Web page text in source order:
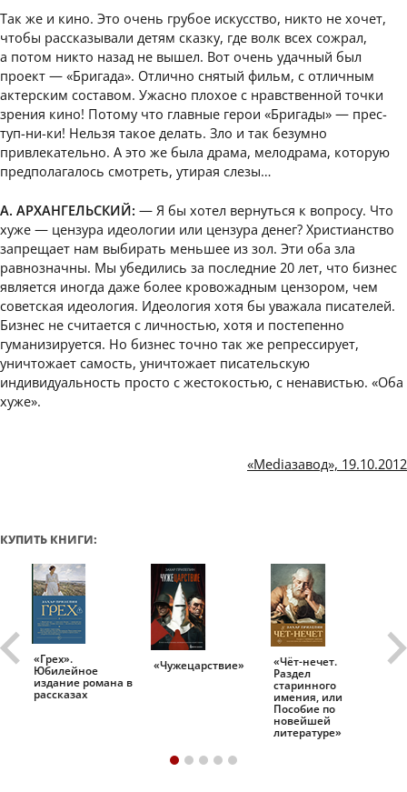
Так же и кино. Это очень грубое искусство, никто не хочет,
чтобы рассказывали детям сказку, где волк всех сожрал,
а потом никто назад не вышел. Вот очень удачный был
проект — «Бригада». Отлично снятый фильм, с отличным
актерским составом. Ужасно плохое с нравственной точки
зрения кино! Потому что главные герои «Бригады» — прес-
туп-ни-ки! Нельзя такое делать. Зло и так безумно
привлекательно. А это же была драма, мелодрама, которую
предполагалось смотреть, утирая слезы…
А. АРХАНГЕЛЬСКИЙ: — Я бы хотел вернуться к вопросу. Что
хуже — цензура идеологии или цензура денег? Христианство
запрещает нам выбирать меньшее из зол. Эти оба зла
равнозначны. Мы убедились за последние 20 лет, что бизнес
является иногда даже более кровожадным цензором, чем
советская идеология. Идеология хотя бы уважала писателей.
Бизнес не считается с личностью, хотя и постепенно
гуманизируется. Но бизнес точно так же репрессирует,
уничтожает самость, уничтожает писательскую
индивидуальность просто с жестокостью, с ненавистью. «Оба
хуже».
«Mediазавод», 19.10.2012
КУПИТЬ КНИГИ:
«Грех».
Юбилейное
издание романа в
рассказах
«Чужецарствие» «Чёт-нечет.
Раздел
старинного
имения, или
Пособие по
новейшей
литературе»